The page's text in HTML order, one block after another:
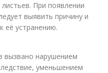
При появлении
выявить причину и
её устранению.
вызвано нарушением
уменьшением